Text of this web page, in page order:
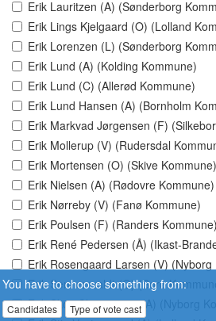
Erik Lauritzen (A) (Sønderborg
Erik Lings Kjelgaard (O) (Lolland
Erik Lorenzen (L) (Sønderborg
Erik Lund (A) (Kolding Kommune)
Erik Lund (C) (Allerød Kommune)
Erik Lund Hansen (A) (Bornholm
Erik Markvad Jørgensen (F)
Erik Mollerup (V) (Rudersdal
Erik Mortensen (O) (Skive Kommune)
Erik Nielsen (A) (Rødovre Kommune)
Erik Nørreby (V) (Fanø Kommune)
Erik Poulsen (F) (Randers Kommune)
Erik René Pedersen (Å) (Ikast-
Erik Rosengaard Larsen (V) (Nyborg
Erik Sennenwaldt (O) (Sorø Kommune)
Erik Skov Christensen (A) (Nyborg
You have to choose something from:
Candidates Type of vote cast